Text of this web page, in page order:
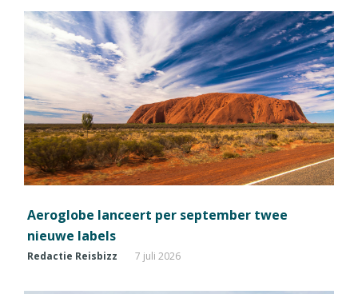
Aeroglobe lanceert per september twee
nieuwe labels
Redactie Reisbizz 7 juli 2026